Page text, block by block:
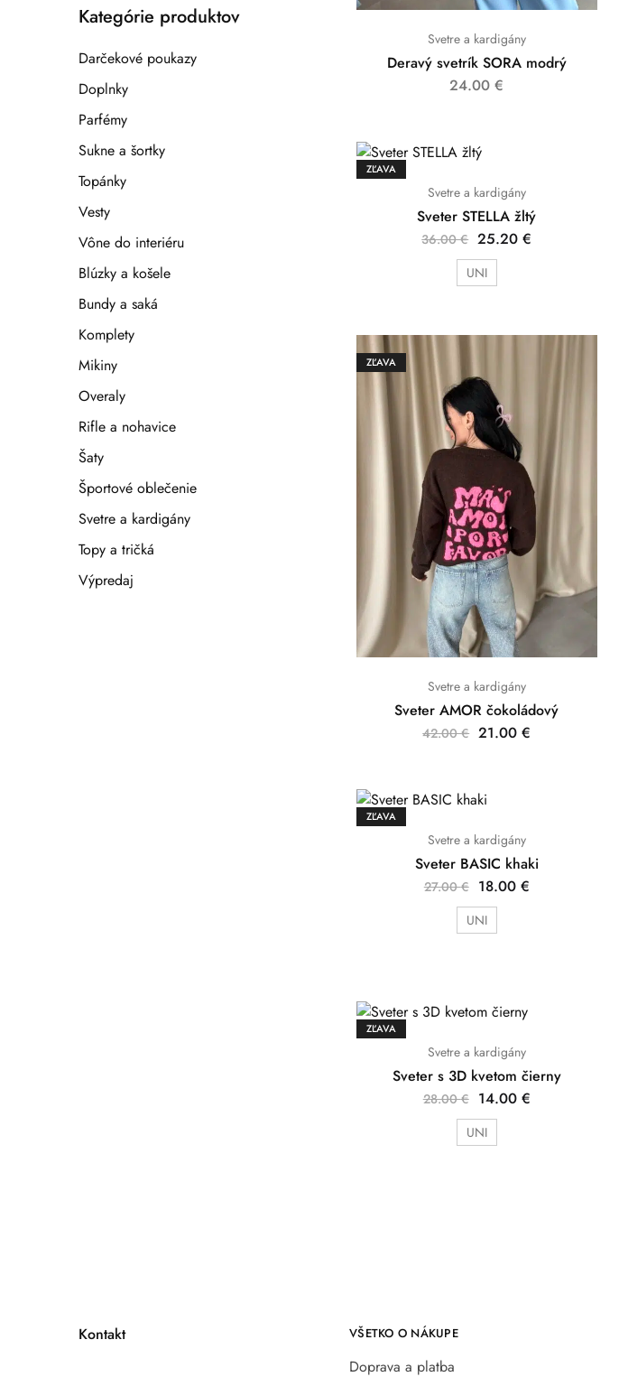
Svetre a kardigány
Deravý svetrík SORA modrý
24.00€
ZĽAVA
Svetre a kardigány
Sveter STELLA žltý
36.00€ 25.20€
UNI
ZĽAVA
Svetre a kardigány
Sveter AMOR čokoládový
42.00€ 21.00€
ZĽAVA
Svetre a kardigány
Sveter BASIC khaki
27.00€ 18.00 €
UNI
ZĽAVA
Svetre a kardigány
Sveter s 3D kvetom čierny
28.00€ 14.00 €
UNI
Kategórie produktov
Darčekové poukazy
Doplnky
Parfémy
Sukne a šortky
Topánky
Vesty
Vône do interiéru
Blúzky a košele
Bundy a saká
Komplety
Mikiny
Overaly
Rifle a nohavice
Šaty
Športové oblečenie
Svetre a kardigány
Topy a tričká
Výpredaj
Kontakt VŠETKO O NÁKUPE
Doprava a platba